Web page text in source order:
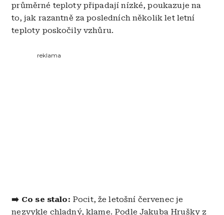
průměrné teploty připadají nízké, poukazuje na
to, jak razantně za posledních několik let letní
teploty poskočily vzhůru.
reklama
➡️ Co se stalo: Pocit, že letošní červenec je
nezvykle chladný, klame. Podle Jakuba Hrušky z